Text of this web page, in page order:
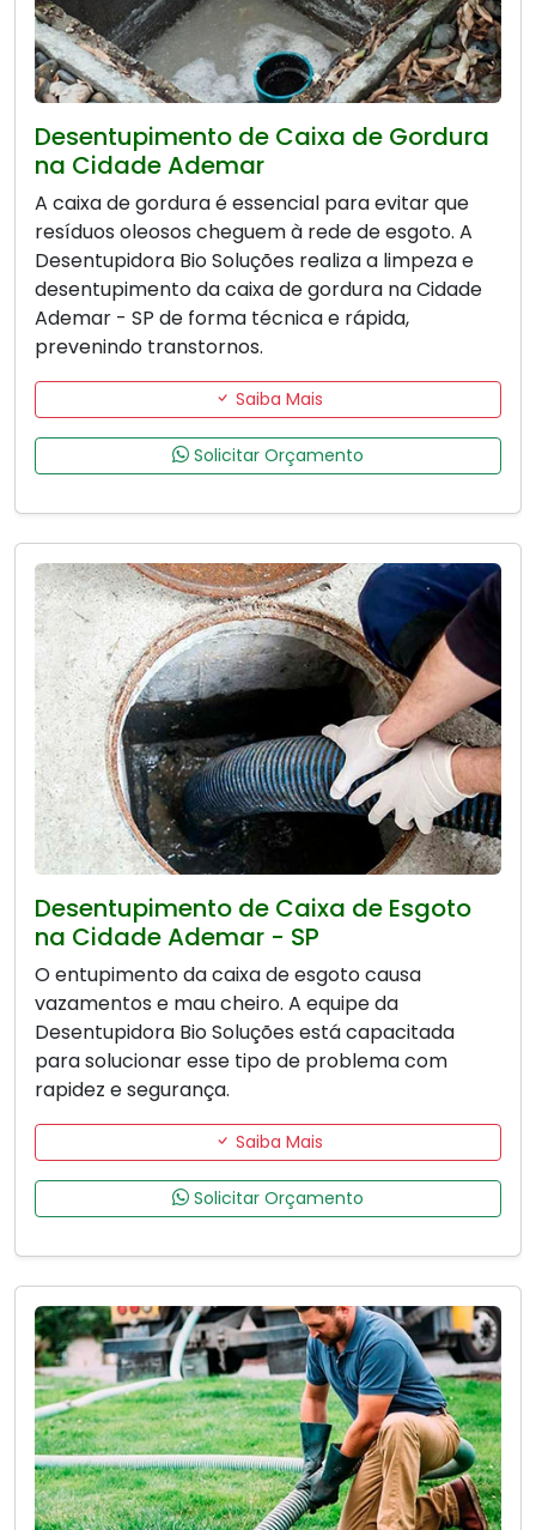
Desentupimento de Caixa de Gordura
na Cidade Ademar
A caixa de gordura é essencial para evitar que
resíduos oleosos cheguem à rede de esgoto. A
Desentupidora Bio Soluções realiza a limpeza e
desentupimento da caixa de gordura na Cidade
Ademar - SP de forma técnica e rápida,
prevenindo transtornos.
Saiba Mais
Solicitar Orçamento
Desentupimento de Caixa de Esgoto
na Cidade Ademar - SP
O entupimento da caixa de esgoto causa
vazamentos e mau cheiro. A equipe da
Desentupidora Bio Soluções está capacitada
para solucionar esse tipo de problema com
rapidez e segurança.
Saiba Mais
Solicitar Orçamento